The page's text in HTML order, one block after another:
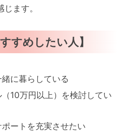
ます。
すめしたい人】
に暮らしている
10万円以上）を検討してい
ートを充実させたい